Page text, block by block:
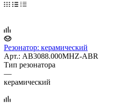
Резонатор: керамический
Арт.: AB3088.000MHZ-ABR
Тип резонатора
—
керамический